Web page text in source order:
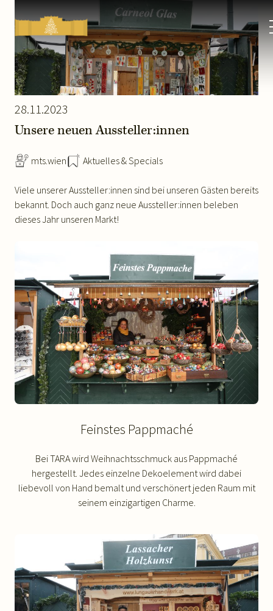
Kultur-
Weihnachtsmarkt
Schloss
Schönbrunn
28.11.2023
Unsere neuen Aussteller:innen
mts.wien Aktuelles & Specials
Viele unserer Aussteller:innen sind bei unseren Gästen bereits
bekannt. Doch auch ganz neue Aussteller:innen beleben
dieses Jahr unseren Markt!
Feinstes Pappmaché
Bei TARA wird Weihnachtsschmuck aus Pappmaché
hergestellt. Jedes einzelne Dekoelement wird dabei
liebevoll von Hand bemalt und verschönert jeden Raum mit
seinem einzigartigen Charme.